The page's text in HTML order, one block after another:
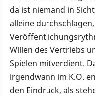
da ist niemand in
alleine
Willen des Vertriebs
Spielen mitverdient.
irgendwann im K.O.
den Eindruck, als